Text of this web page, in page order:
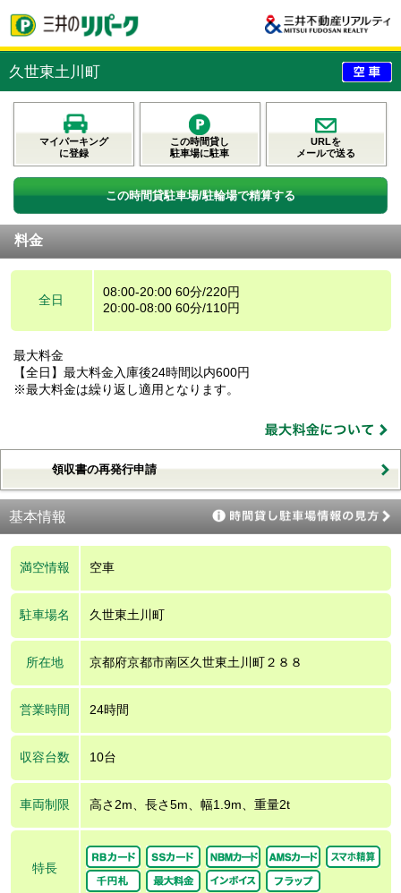
久世東土川町
マイパーキング
に登録
この時間貸し
駐車場に駐車
URLを
メールで送る
この時間貸駐車場/駐輪場で精算する
料金
全日
08:00-20:00 60分/220円
20:00-08:00 60分/110円
最大料金
【全日】最大料金入庫後24時間以内600円
※最大料金は繰り返し適用となります。
領収書の再発行申請
基本情報
満空情報 空車
駐車場名 久世東土川町
所在地 京都府京都市南区久世東土川町２８８
営業時間 24時間
収容台数 10台
車両制限 高さ2m、長さ5m、幅1.9m、重量2t
特長